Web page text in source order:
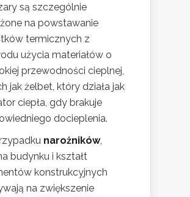
są szczególnie
na powstawanie
termicznych z
użycia materiałów o
przewodności cieplnej,
jak żelbet, który działa jak
ciepła, gdy brakuje
docieplenia.
narożników,
budynku i kształt
konstrukcyjnych
na zwiększenie